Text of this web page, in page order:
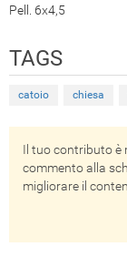
Pell. 6x4,5
TAGS
catoio chiesa
Il tuo contributo è
commento alla
migliorare il